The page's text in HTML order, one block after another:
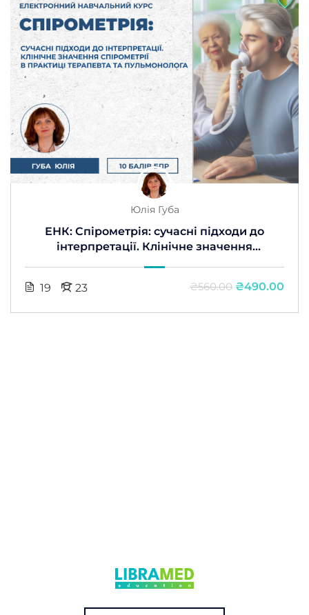
Юлія Губа
ЕНК: Спірометрія: сучасні підходи до
інтерпретації. Клінічне значення
19
23 ₴560.00 ₴490.00